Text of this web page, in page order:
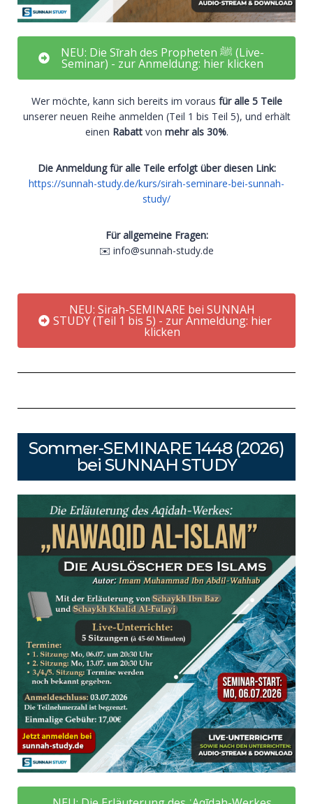
NEU: Die Sīrah des Propheten ﷺ (Live-
Seminar) - zur Anmeldung: hier klicken
Wer möchte, kann sich bereits im voraus für alle 5 Teile
unserer neuen Reihe anmelden (Teil 1 bis Teil 5), und erhält
einen Rabattvon mehr als 30%.
Die Anmeldung für alle Teile erfolgt über diesen Link:
https://sunnah-study.de/kurs/sirah-seminare-bei-sunnah-
study/
Für allgemeine Fragen:
✉️ info@sunnah-study.de
NEU: Sirah-SEMINARE bei SUNNAH
STUDY (Teil 1 bis 5) - zur Anmeldung: hier
klicken
Sommer-SEMINARE 1448 (2026)
bei SUNNAH STUDY